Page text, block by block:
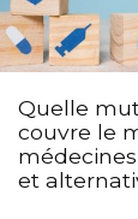
Quelle
couvre le
et